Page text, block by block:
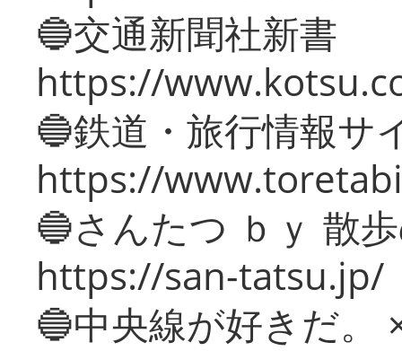
🔵交通新聞社新書
https://
🔵鉄道・旅行情報サ
https://
🔵さんたつ ｂｙ 散
https://san-tatsu.jp/
🔵中央線が好きだ。